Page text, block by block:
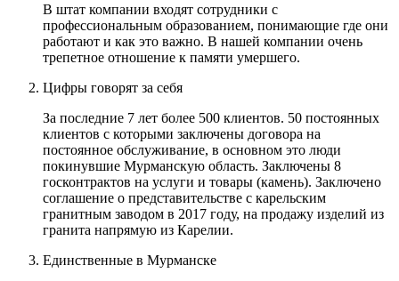
В штат компании входят сотрудники с
профессиональным образованием, понимающие где они
работают и как это важно. В нашей компании очень
трепетное отношение к памяти умершего.
Цифры говорят за себя
За последние 7 лет более 500 клиентов. 50 постоянных
клиентов с которыми заключены договора на
постоянное обслуживание, в основном это люди
покинувшие Мурманскую область. Заключены 8
госконтрактов на услуги и товары (камень). Заключено
соглашение о представительстве с карельским
гранитным заводом в 2017 году, на продажу изделий из
гранита напрямую из Карелии.
Единственные в Мурманске